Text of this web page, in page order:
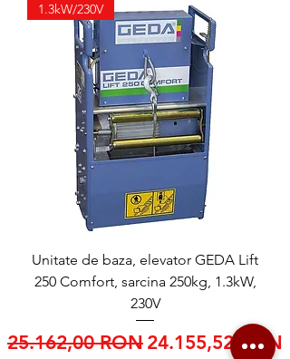
1.3kW/230V
Unitate de baza, elevator GEDA Lift
250 Comfort, sarcina 250kg, 1.3kW,
230V
Preț normal
25.162,00 RON Preț redus
24.155,52 RON